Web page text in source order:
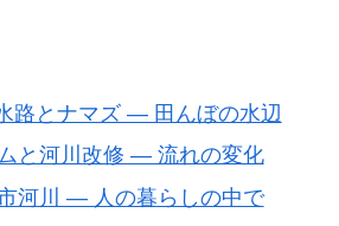
路とナマズ ― 田んぼの水辺
と河川改修 ― 流れの変化
河川 ― 人の暮らしの中で